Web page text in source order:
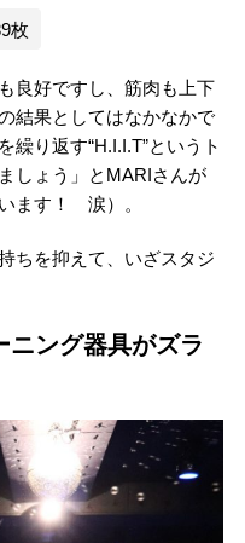
枚
良好ですし、筋肉も上下
結果としてはなかなかで
り返す“H.I.I.T”というト
しょう」とMARIさんが
ます！ 涙）。
ちを抑えて、いざスタジ
ニング器具がズラ